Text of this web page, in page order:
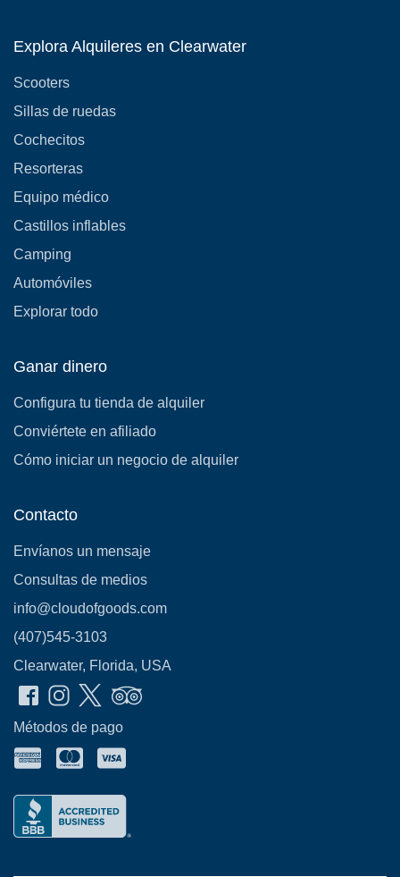
Explora Alquileres en Clearwater
Scooters
Sillas de ruedas
Cochecitos
Resorteras
Equipo médico
Castillos inflables
Camping
Automóviles
Explorar todo
Ganar dinero
Configura tu tienda de alquiler
Conviértete en afiliado
Cómo iniciar un negocio de alquiler
Contacto
Envíanos un mensaje
Consultas de medios
info@cloudofgoods.com
(407)545-3103
Clearwater, Florida, USA
Métodos de pago